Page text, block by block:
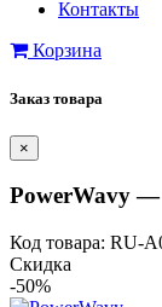
Контакты
Корзина
Заказ товара
×
PowerWavy —
Код товара: RU-
Скидка
-50%